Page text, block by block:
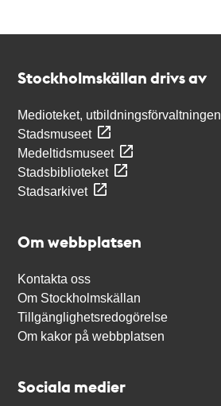
Stockholmskällan drivs av
Medioteket, utbildningsförvaltningen
Stadsmuseet
Medeltidsmuseet
Stadsbiblioteket
Stadsarkivet
Om webbplatsen
Kontakta oss
Om Stockholmskällan
Tillgänglighetsredogörelse
Om kakor på webbplatsen
Sociala medier